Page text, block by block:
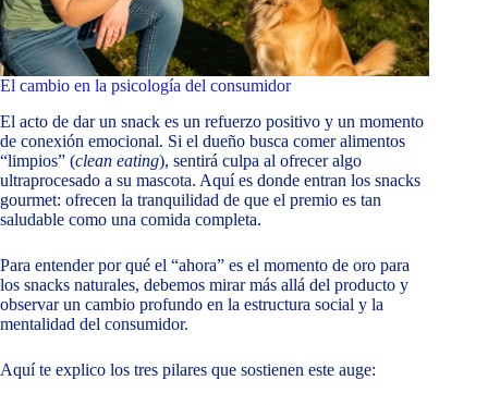
El cambio en la psicología del consumidor
El acto de dar un snack es un refuerzo positivo y un momento
de conexión emocional. Si el dueño busca comer alimentos
“limpios” (clean eating), sentirá culpa al ofrecer algo
ultraprocesado a su mascota. Aquí es donde entran los snacks
gourmet: ofrecen la tranquilidad de que el premio es tan
saludable como una comida completa.
Para entender por qué el “ahora” es el momento de oro para
los snacks naturales, debemos mirar más allá del producto y
observar un cambio profundo en la estructura social y la
mentalidad del consumidor.
Aquí te explico los tres pilares que sostienen este auge: